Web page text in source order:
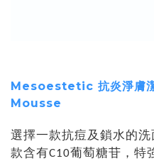
Mesoestetic 抗炎淨膚
Mousse
選擇一款抗痘及鎖水的
款含有C10葡萄糖苷，特